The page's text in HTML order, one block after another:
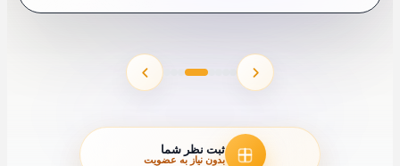
ثبت نظر شما
بدون نیاز به عضویت